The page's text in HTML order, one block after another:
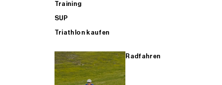
Training
SUP
Triathlon kaufen
Radfahren